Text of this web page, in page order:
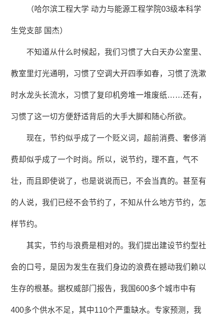
（哈尔滨工程大学 动力与能源工程学院03级本科学
生党支部 国杰）
不知道从什么时候起，我们习惯了大白天办公室里、
教室里灯光通明，习惯了空调大开四季如春，习惯了洗漱
时水龙头长流水，习惯了复印机旁堆一堆废纸……还有，
习惯了这一切方便舒适背后的大手大脚和随心所欲。
现在，节约似乎成了一个贬义词，超前消费、奢侈消
费却似乎成了一个时尚。所以，说节约，理不直，气不
壮，而且即使说了，也是说说而已，不会当真的。甚至有
的人说，我们已经不会节约了，不知从什么地方节约，怎
样节约。
其实，节约与浪费是相对的。我们提出建设节约型社
会的口号，是因为发生在我们身边的浪费在撼动我们赖以
生存的根基。据权威部门报告，我国600多个城市中有
400多个供水不足，其中110个严重缺水。专家预测，我